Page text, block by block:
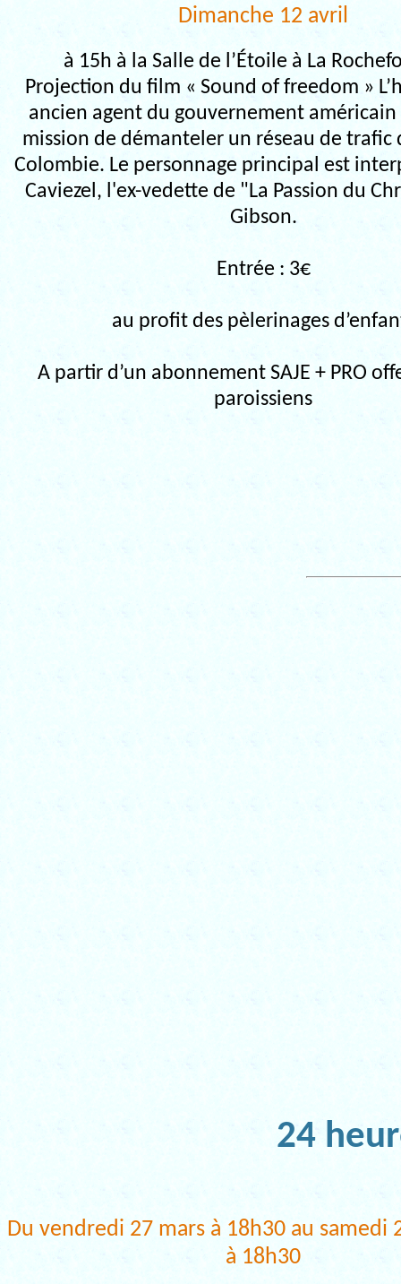
Dimanche 12 avril
à 15h à la Salle de l’Étoile à La
Projection du film « Sound of freedom »
ancien agent du gouvernement
mission de démanteler un réseau de trafic
Colombie. Le personnage principal est
Caviezel, l'ex-vedette de "La Passion du
Gibson.
Entrée : 3€
au profit des pèlerinages
A partir d’un abonnement SAJE + PRO
paroissiens
24
Du vendredi 27 mars à 18h30 au samedi
à 18h30